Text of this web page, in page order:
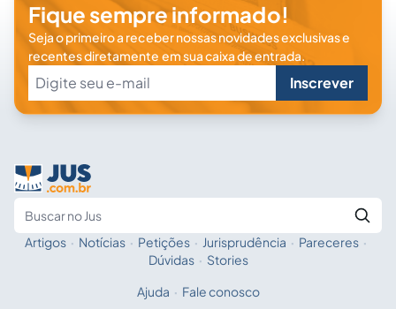
Fique sempre informado!
Seja o primeiro a receber nossas novidades exclusivas e
recentes diretamente em sua caixa de entrada.
Inscrever
Fale com a IA
Artigos · Notícias · Petições · Jurisprudência · Pareceres ·
Dúvidas · Stories
Ajuda · Fale conosco